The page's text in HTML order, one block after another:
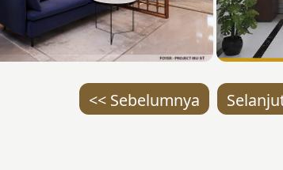
<< Sebelumnya